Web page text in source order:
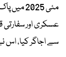
مئی
عسکری اور سفارتی
سے اجاگر کیا، اس